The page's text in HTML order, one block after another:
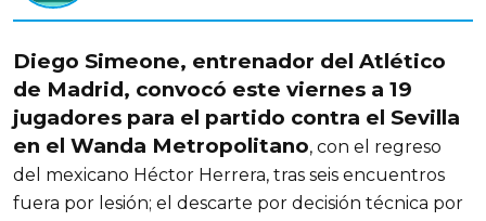
Diego Simeone, entrenador del Atlético
de Madrid, convocó este viernes a 19
jugadores para el partido contra el Sevilla
en el Wanda Metropolitano, con el regreso
del mexicano Héctor Herrera, tras seis encuentros
fuera por lesión; el descarte por decisión técnica por